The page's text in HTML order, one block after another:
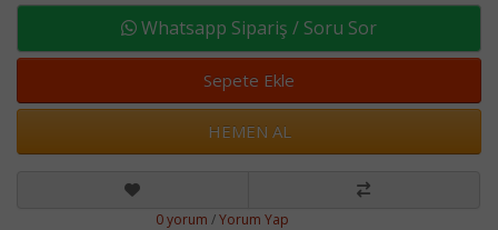
Whatsapp Sipariş / Soru Sor
Sepete Ekle
HEMEN AL
0 yorum /Yorum Yap